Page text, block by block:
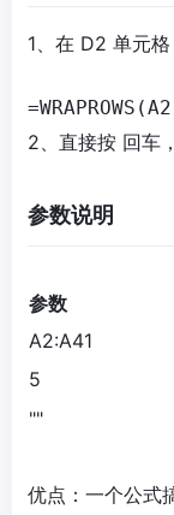
1、在 D2 单元格
2、直接按 回车
参数说明
参数
A2:A41
5
""
优点：一个公式